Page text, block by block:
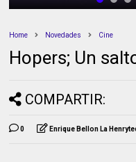
Home Novedades Cine
Hopers; Un
COMPARTIR:
0 Enrique Bellon La